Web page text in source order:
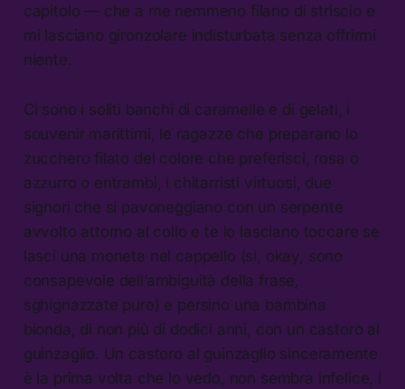
capitolo — che a me nemmeno filano di striscio e
mi lasciano gironzolare indisturbata senza offrirmi
niente.
Ci sono i soliti banchi di caramelle e di gelati, i
souvenir marittimi, le ragazze che preparano lo
zucchero filato del colore che preferisci, rosa o
azzurro o entrambi, i chitarristi virtuosi, due
signori che si pavoneggiano con un serpente
avvolto attorno al collo e te lo lasciano toccare se
lasci una moneta nel cappello (si, okay, sono
consapevole dell’ambiguità della frase,
sghignazzate pure) e persino una bambina
bionda, di non più di dodici anni, con un castoro al
guinzaglio. Un castoro al guinzaglio sinceramente
è la prima volta che lo vedo, non sembra infelice, i